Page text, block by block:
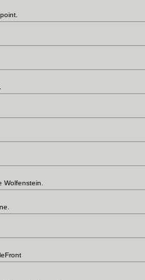
Wolfenstein.